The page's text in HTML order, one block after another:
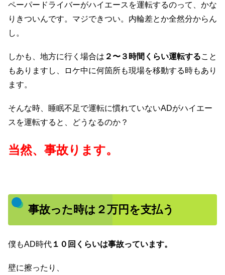
ペーパードライバーがハイエースを運転するのって、かな
りきついんです。マジできつい。内輪差とか全然分からん
し。
しかも、地方に行く場合は ２〜３時間くらい運転すること
もありますし、ロケ中に何箇所も現場を移動する時もあり
ます。
そんな時、睡眠不足で運転に慣れていないADがハイエー
スを運転すると、どうなるのか？
当然、事故ります。
事故った時は２万円を支払う
僕もAD時代 １０回くらいは事故っています。
壁に擦ったり、